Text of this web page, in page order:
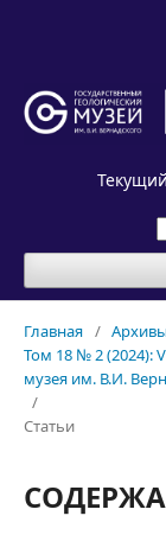
Главная / Архивы
Том 18 № 2 (2024):
музея им. В.И.
/
Статьи